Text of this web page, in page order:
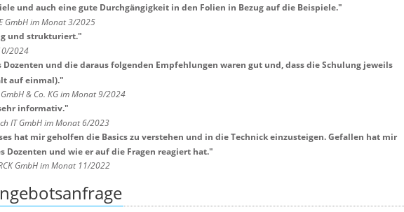
und auch eine gute Durchgängigkeit in den Folien in Bezug auf die Beispiele."
GmbH im Monat 3/2025
und strukturiert."
2024
Dozenten und die daraus folgenden Empfehlungen waren gut und, dass die Schulung jeweils
auf einmal)."
& Co. KG im Monat 9/2024
informativ."
IT GmbH im Monat 6/2023
hat mir geholfen die Basics zu verstehen und in die Technick einzusteigen. Gefallen hat mir
Dozenten und wie er auf die Fragen reagiert hat."
GmbH im Monat 11/2022